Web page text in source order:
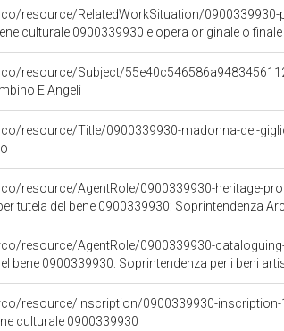
resource/RelatedWorkSituation/0900339930-
culturale 0900339930 e opera originale o finale
resource/Subject/
E Angeli
resource/Title/0900339930-madonna-del-
resource/AgentRole/0900339930-heritage-
tutela del bene 0900339930: Soprintendenza
resource/AgentRole/0900339930-
bene 0900339930: Soprintendenza per i beni
resource/Inscription/0900339930-inscription-
culturale 0900339930